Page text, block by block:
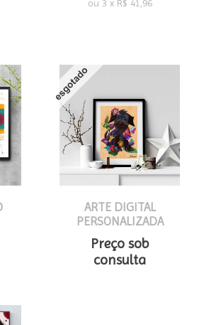
ou 3 x R$ 41,96
ARTE DIGITAL
PERSONALIZADA
Preço sob
consulta